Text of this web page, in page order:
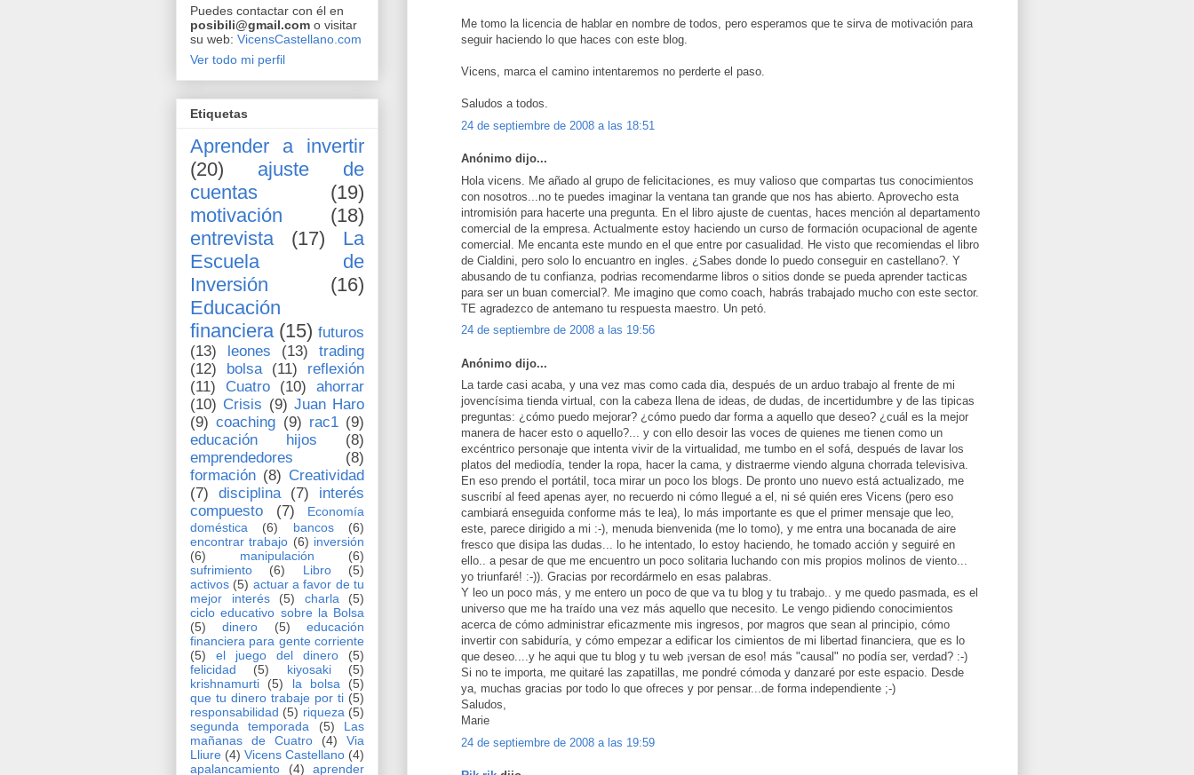
Me tomo la licencia de hablar en nombre de todos, pero esperamos que te sirva de motivación para
seguir haciendo lo que haces con este blog.
Vicens, marca el camino intentaremos no perderte el paso.
Saludos a todos.
24 de septiembre de 2008 a las 18:51
Anónimo dijo...
Hola vicens. Me añado al grupo de felicitaciones, es muy valioso que compartas tus conocimientos
con nosotros...no te puedes imaginar la ventana tan grande que nos has abierto. Aprovecho esta
intromisión para hacerte una pregunta. En el libro ajuste de cuentas, haces mención al departamento
comercial de la empresa. Actualmente estoy haciendo un curso de formación ocupacional de agente
comercial. Me encanta este mundo en el que entre por casualidad. He visto que recomiendas el libro
de Cialdini, pero solo lo encuantro en ingles. ¿Sabes donde lo puedo conseguir en castellano?. Y
abusando de tu confianza, podrias recomendarme libros o sitios donde se pueda aprender tacticas
para ser un buan comercial?. Me imagino que como coach, habrás trabajado mucho con este sector.
TE agradezco de antemano tu respuesta maestro. Un petó.
24 de septiembre de 2008 a las 19:56
Anónimo dijo...
La tarde casi acaba, y una vez mas como cada dia, después de un arduo trabajo al frente de mi
jovencísima tienda virtual, con la cabeza llena de ideas, de dudas, de incertidumbre y de las tipicas
preguntas: ¿cómo puedo mejorar? ¿cómo puedo dar forma a aquello que deseo? ¿cuál es la mejor
manera de hacer esto o aquello?... y con ello desoir las voces de quienes me tienen como un
excéntrico personaje que intenta vivir de la virtualidad, me tumbo en el sofá, después de lavar los
platos del mediodía, tender la ropa, hacer la cama, y distraerme viendo alguna chorrada televisiva.
En eso prendo el portátil, toca mirar un poco los blogs. De pronto uno nuevo está actualizado, me
suscribí al feed apenas ayer, no recuerdo ni cómo llegué a el, ni sé quién eres Vicens (pero eso
cambiará enseguida conforme más te lea), lo más importante es que el primer mensaje que leo,
este, parece dirigido a mi :-), menuda bienvenida (me lo tomo), y me entra una bocanada de aire
fresco que disipa las dudas... lo he intentado, lo estoy haciendo, he tomado acción y seguiré en
ello.. a pesar de que me encuentro un poco solitaria luchando con mis propios molinos de viento...
yo triunfaré! :-)). Gracias por recordármelo en esas palabras.
Y leo un poco más, y me entero un poco de que va tu blog y tu trabajo.. y me quedo pasmada, es el
universo que me ha traído una vez más aquello que necesito. Le vengo pidiendo conocimientos
acerca de cómo administrar eficazmente mis ingresos, por magros que sean al principio, cómo
invertir con sabiduría, y cómo empezar a edificar los cimientos de mi libertad financiera, que es lo
que deseo....y he aqui que tu blog y tu web ¡versan de eso! más "causal" no podía ser, verdad? :-)
Si no te importa, me quitaré las zapatillas, me pondré cómoda y danzaré por este espacio. Desde
ya, muchas gracias por todo lo que ofreces y por pensar...de forma independiente ;-)
Saludos,
Marie
24 de septiembre de 2008 a las 19:59
Puedes contactar con él en
posibili@gmail.com o visitar
su web: VicensCastellano.com
Ver todo mi perfil
Etiquetas
Aprender a invertir
(20)
ajuste de
cuentas
(19)
motivación
(18)
entrevista
(17)
La
Escuela de
Inversión
(16)
Educación
financiera (15) futuros
(13)
leones (13)
trading
(12)
bolsa (11)
reflexión
(11)
Cuatro (10)
ahorrar
(10) Crisis (9) Juan Haro
(9) coaching (9) rac1 (9)
educación hijos
(8)
emprendedores
(8)
formación (8) Creatividad
(7)
disciplina (7)
interés
compuesto
(7)
Economía
doméstica
(6) bancos
(6)
encontrar trabajo (6) inversión
(6)
manipulación
(6)
sufrimiento
(6) Libro
(5)
activos (5) actuar a favor de tu
mejor interés
(5) charla
(5)
ciclo educativo sobre la Bolsa
(5)
dinero (5)
educación
financiera para gente corriente
(5)
el juego del dinero
(5)
felicidad
(5) kiyosaki
(5)
krishnamurti
(5) la bolsa
(5)
que tu dinero trabaje por ti (5)
responsabilidad (5) riqueza (5)
segunda temporada
(5)
Las
mañanas de Cuatro
(4)
Via
Lliure (4) Vicens Castellano (4)
apalancamiento
(4) aprender